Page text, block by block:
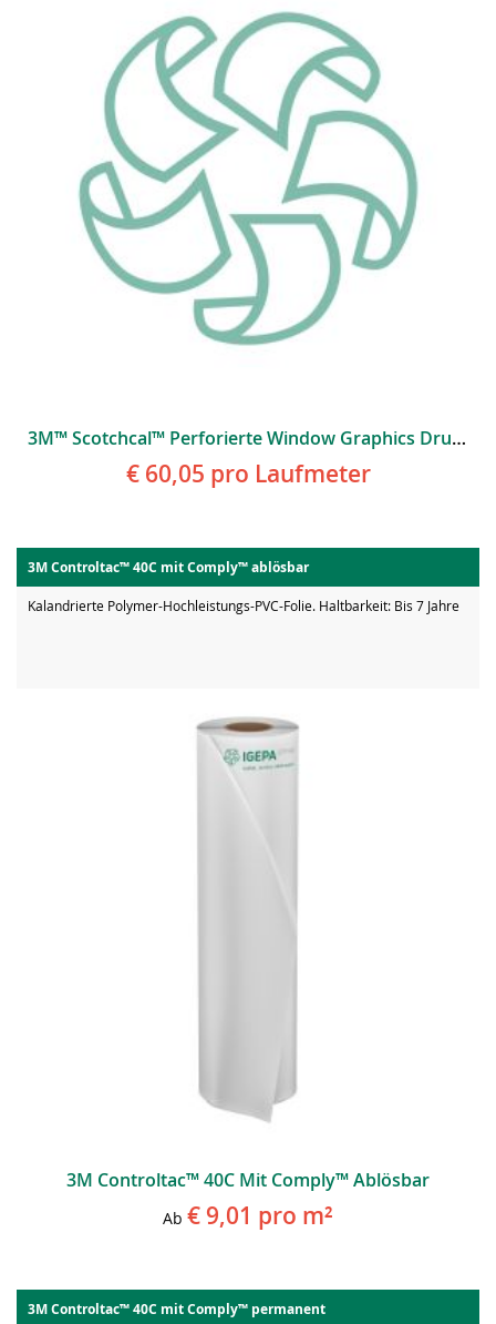
3M™ Scotchcal™ Perforierte Window Graphics Druckfolie 8173
€ 60,05 pro Laufmeter
3M Controltac™ 40C mit Comply™ ablösbar
Kalandrierte Polymer-Hochleistungs-PVC-Folie. Haltbarkeit: Bis 7 Jahre
3M Controltac™ 40C Mit Comply™ Ablösbar
Ab € 9,01 pro m²
3M Controltac™ 40C mit Comply™ permanent